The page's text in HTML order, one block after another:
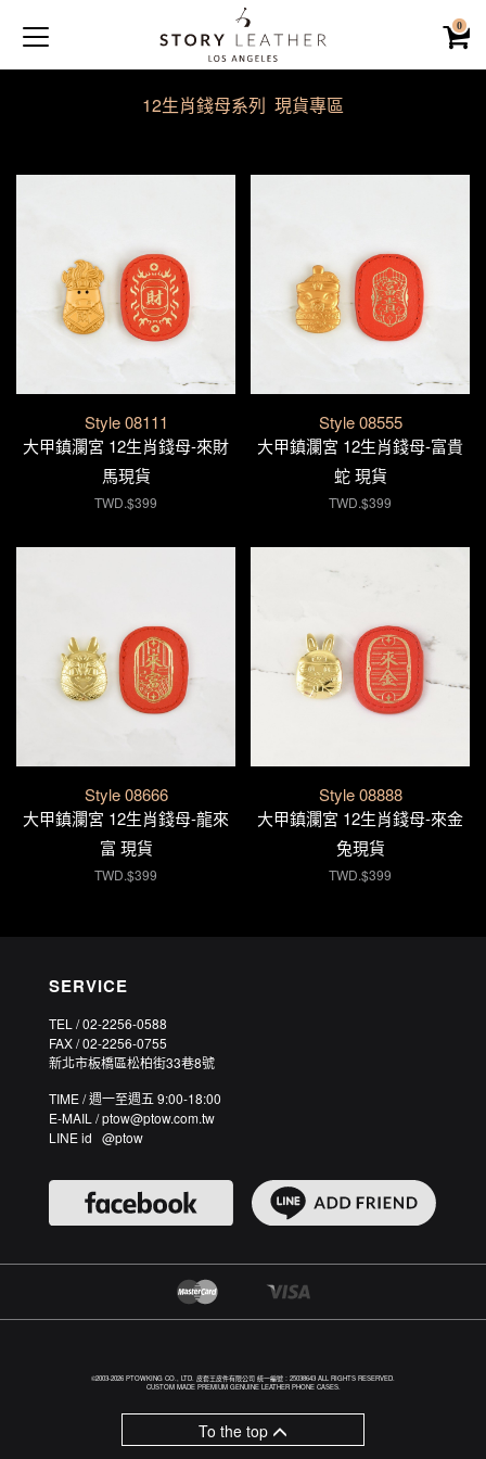
0
12生肖錢母系列 現貨專區
Style 08111
大甲鎮瀾宮 12生肖錢母-來財
馬現貨
TWD.$399
Style 08555
大甲鎮瀾宮 12生肖錢母-富貴
蛇 現貨
TWD.$399
Style 08666
大甲鎮瀾宮 12生肖錢母-龍來
富 現貨
TWD.$399
Style 08888
大甲鎮瀾宮 12生肖錢母-來金
兔現貨
TWD.$399
SERVICE
TEL / 02-2256-0588
FAX / 02-2256-0755
新北市板橋區松柏街33巷8號
TIME / 週一至週五 9:00-18:00
E-MAIL / ptow@ptow.com.tw
LINE id @ptow
©2003-2026 PTOWKING CO., LTD. 皮套王皮件有限公司 統一編號：25038643 ALL RIGHTS RESERVED.
CUSTOM MADE PREMIUM GENUINE LEATHER PHONE CASES.
To the top